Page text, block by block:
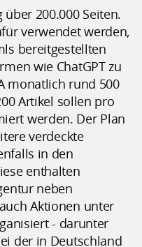
200.000 Seiten.
verwendet werden,
bereitgestellten
wie ChatGPT zu
monatlich rund 500
Artikel sollen pro
werden. Der Plan
verdeckte
in den
enthalten
neben
Aktionen unter
- darunter
der in Deutschland